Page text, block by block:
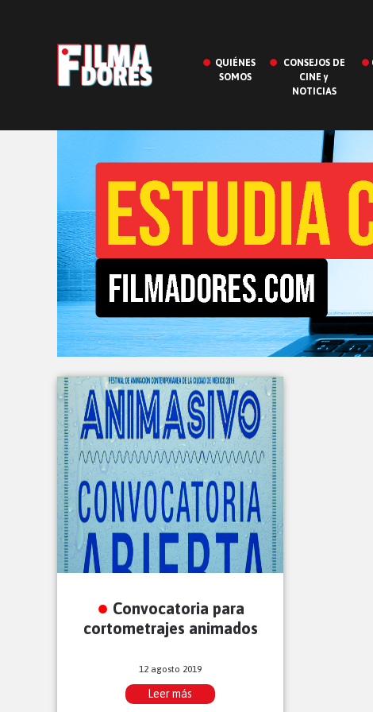
QUIÉNES
SOMOS
CONSEJOS DE
CINE y
NOTICIAS
Convocatoria para
cortometrajes animados
12 agosto 2019
Leer más